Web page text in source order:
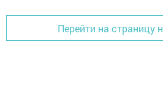
Перейти на страницу